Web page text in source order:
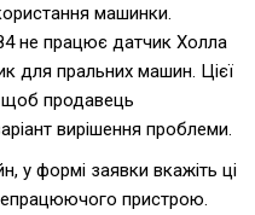
машинки.
не працює датчик Холла
для пральних машин. Цієї
щоб продавець
вирішення проблеми.
у формі заявки вкажіть ці
пристрою.